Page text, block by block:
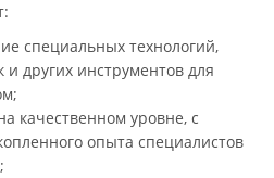
специальных технологий,
и других инструментов для
качественном уровне, с
опыта специалистов